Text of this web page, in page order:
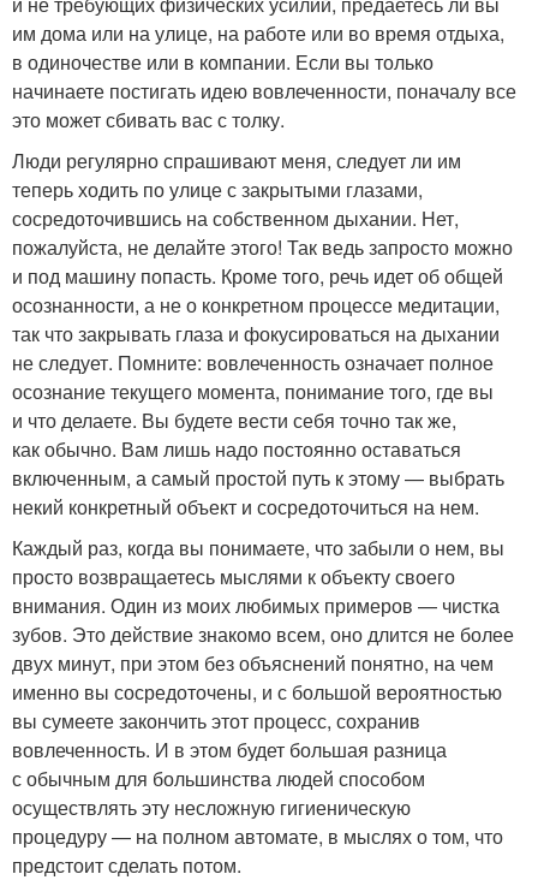
им дома или на улице, на работе или во время отдыха,
в одиночестве или в компании. Если вы только
начинаете постигать идею вовлеченности, поначалу все
это может сбивать вас с толку.
Люди регулярно спрашивают меня, следует ли им
теперь ходить по улице с закрытыми глазами,
сосредоточившись на собственном дыхании. Нет,
пожалуйста, не делайте этого! Так ведь запросто можно
и под машину попасть. Кроме того, речь идет об общей
осознанности, а не о конкретном процессе медитации,
так что закрывать глаза и фокусироваться на дыхании
не следует. Помните: вовлеченность означает полное
осознание текущего момента, понимание того, где вы
и что делаете. Вы будете вести себя точно так же,
как обычно. Вам лишь надо постоянно оставаться
включенным, а самый простой путь к этому — выбрать
некий конкретный объект и сосредоточиться на нем.
Каждый раз, когда вы понимаете, что забыли о нем, вы
просто возвращаетесь мыслями к объекту своего
внимания. Один из моих любимых примеров — чистка
зубов. Это действие знакомо всем, оно длится не более
двух минут, при этом без объяснений понятно, на чем
именно вы сосредоточены, и с большой вероятностью
вы сумеете закончить этот процесс, сохранив
вовлеченность. И в этом будет большая разница
с обычным для большинства людей способом
осуществлять эту несложную гигиеническую
процедуру — на полном автомате, в мыслях о том, что
предстоит сделать потом.